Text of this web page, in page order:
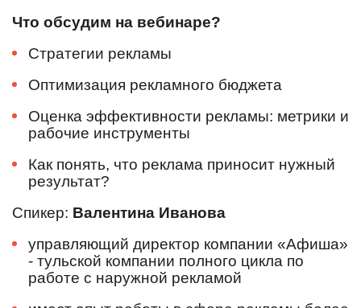
Что обсудим на вебинаре?
Стратегии рекламы
Оптимизация рекламного бюджета
Оценка эффективности рекламы: метрики и
рабочие инструменты
Как понять, что реклама приносит нужный
результат?
Спикер: Валентина Иванова
управляющий директор компании «Афиша»
- тульской компании полного цикла по
работе с наружной рекламой